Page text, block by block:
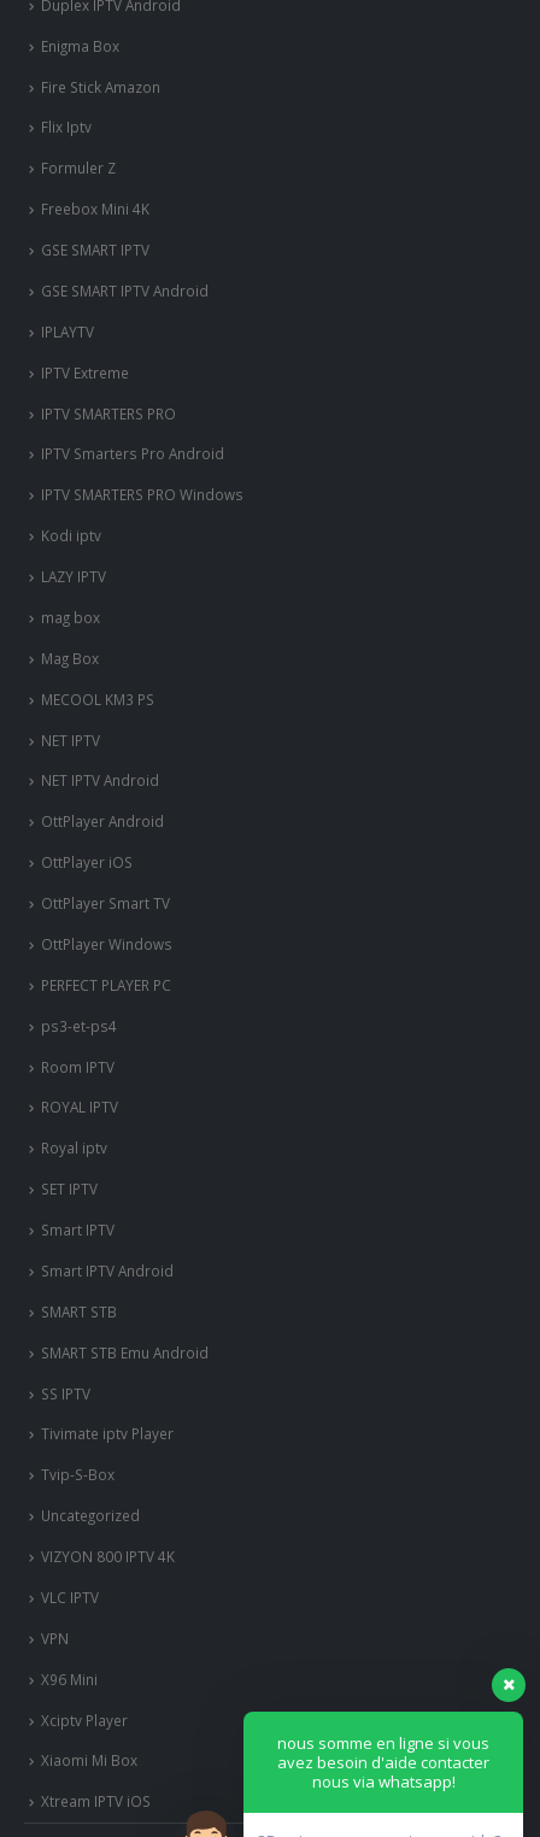
Duplex IPTV Android
Enigma Box
Fire Stick Amazon
Flix Iptv
Formuler Z
Freebox Mini 4K
‎GSE SMART IPTV
GSE SMART IPTV Android
IPLAYTV
IPTV Extreme
IPTV SMARTERS PRO
IPTV Smarters Pro Android
IPTV SMARTERS PRO Windows
Kodi iptv
LAZY IPTV
mag box
Mag Box
MECOOL KM3 PS
NET IPTV
NET IPTV Android
OttPlayer Android
OttPlayer iOS
OttPlayer Smart TV
OttPlayer Windows
PERFECT PLAYER PC
ps3-et-ps4
Room IPTV
ROYAL IPTV
Royal iptv
SET IPTV
Smart IPTV
Smart IPTV Android
SMART STB
SMART STB Emu Android
SS IPTV
Tivimate iptv Player
Tvip-S-Box
Uncategorized
VIZYON 800 IPTV 4K
VLC IPTV
VPN
X96 Mini
Xciptv Player
Xiaomi Mi Box
Xtream IPTV iOS
nous somme en ligne si vous
avez besoin d'aide contacter
nous via whatsapp!